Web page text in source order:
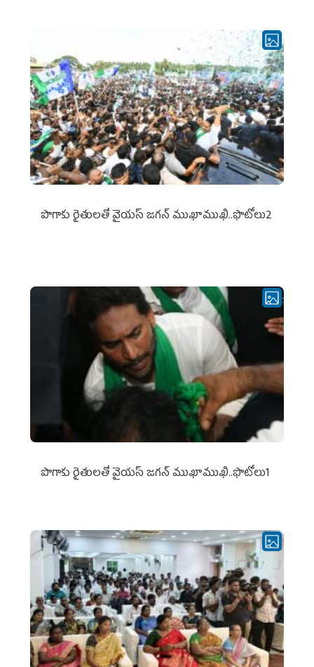
పొగాకు రైతుల‌తో వైయ‌స్ జ‌గ‌న్ ముఖాముఖి..ఫొటోలు2
పొగాకు రైతుల‌తో వైయ‌స్ జ‌గ‌న్ ముఖాముఖి..ఫొటోలు1